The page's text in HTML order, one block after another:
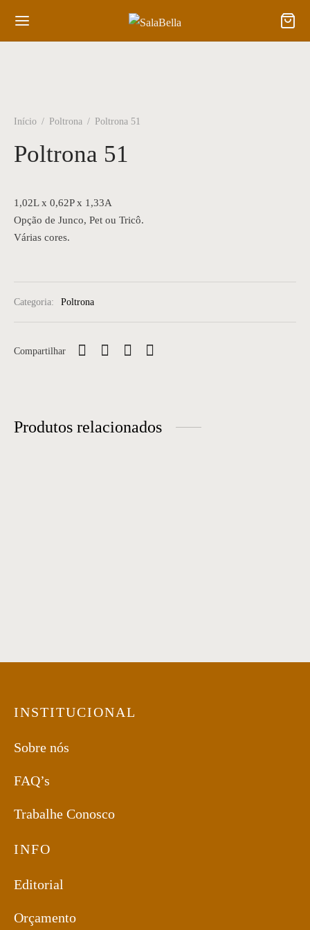
Início / Poltrona / Poltrona 51
Poltrona 51
1,02L x 0,62P x 1,33A
Opção de Junco, Pet ou Tricô.
Várias cores.
Categoria: Poltrona
Compartilhar
Produtos relacionados
INSTITUCIONAL
Sobre nós
FAQ’s
Trabalhe Conosco
INFO
Editorial
Orçamento